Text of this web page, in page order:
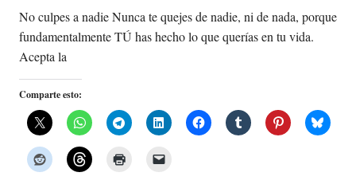
No culpes a nadie Nunca te quejes de nadie, ni de nada, porque
fundamentalmente TÚ has hecho lo que querías en tu vida.
Acepta la
Comparte esto: